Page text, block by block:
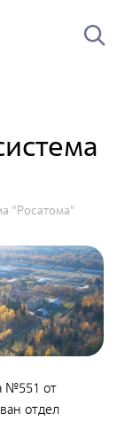
"Росатома"
№551 от
отдел